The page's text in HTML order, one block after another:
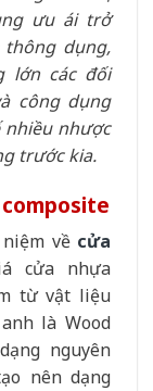
ưu ái trở
dụng,
lớn các đối
công dụng
nhiều nhược
trước kia.
về cửa
cửa nhựa
từ vật liệu
là Wood
nguyên
nên dạng